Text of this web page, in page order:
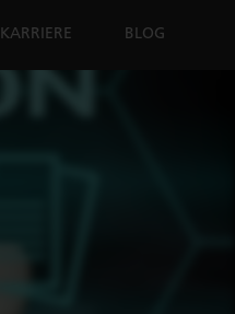
KARRIERE BLOG